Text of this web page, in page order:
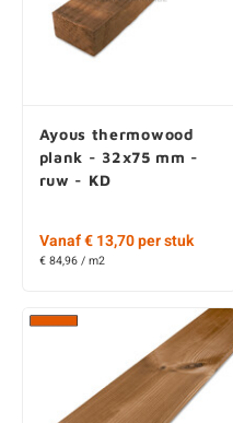
Ayous thermowood
plank - 32x75 mm -
ruw - KD
Vanaf € 13,70 per stuk
€ 84,96 / m2